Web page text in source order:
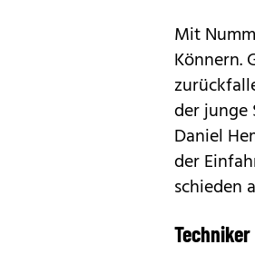
Mit
Könnern.
der junge
Daniel
der
schieden